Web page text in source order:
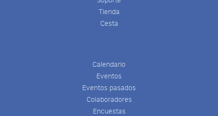
Tienda
Cesta
Calendario
Eventos
Eventos pasados
Colaboradores
Encuestas